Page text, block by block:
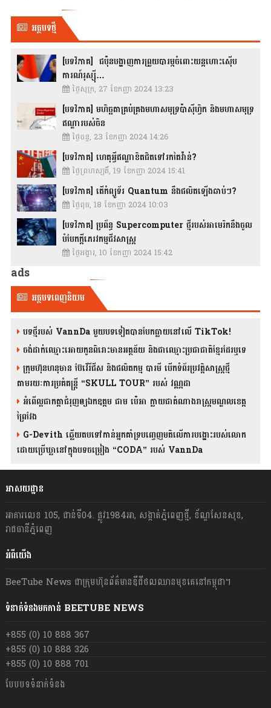
អត្ថបទថ្មី
[បទវិភាគ] ជប៉ុនបង្ហាញការព្រួយបារម្ភចំពោះយន្តហោះស៊ើប
ការណ៍រុស្ស៊ី…
ថ្ងៃសុក្រ, 27 ខែកញ្ញា 2024 13:23
[បទវិភាគ] មហិច្ឆតាគ្រប់គ្រងមហាសមុទ្រប៉ាស៊ីហ្វិក និងមហាសមុទ្រ
ឥណ្ឌារបស់ចិន
ថ្ងៃចន្ទ, 23 ខែកញ្ញា 2024 14:26
[បទវិភាគ] ហេតុអ្វីឥណ្ឌាខិតជិតទៅរកតៃវ៉ាន់?
ថ្ងៃព្រហស្បតិ៍, 19 ខែកញ្ញា 2024 15:41
[បទវិភាគ] តើកំព្យូទ័រ Quantum នឹងផលិតឡើងឆាប់ៗ?
ថ្ងៃពុធ, 18 ខែកញ្ញា 2024 10:03
[បទវិភាគ] ប្រព័ន្ធ Supercomputer ថ្មីរបស់អាមេរិកនឹងចូល
បំបែកក្តីភេរវកម្មជីវសាស្រ្ត
ថ្ងៃអង្គារ, 10 ខែកញ្ញា 2024 15:42
ads
អត្ថបទពេញនិយម
បទថ្មីរបស់ VannDa មួយបទទៀតបានបែកធ្លាយនៅលើ TikTok!
ចង់ដាក់ឈ្មោះអោយកូនពិរោះមានអត្ថន័យ និងជាឈ្មោះប្រជាជាតិខ្មែរដែរឬទេ
ក្រុមហ៊ុនហនុមាន ប៊ែវើរីជីស និង​ផលិតកម្ម បារមី​ បើកទំព័រប្រវត្តិសាស្ត្រថ្មី
តាមរយៈការប្រគំតន្រ្តី “SKULL TOUR” របស់ វណ្ណដា
អំពើល្អជាកត្តាជំរុញឲ្យឯកឧត្តម ជាម ប៉េអា ក្លាយជាតំណាងរាស្ត្រមណ្ឌលខេត្ត
ព្រៃវែង
G-Devith ឆ្លើយតបទៅកាន់អ្នកគាំទ្របញ្ចេញមតិលើការបង្ហោះរបស់លោក
ដោយប្រើឃ្លានៅក្នុងបទចម្រៀង “CODA” រ​​​បស់ VannDa
អាសយដ្ឋាន
អាគារលេខ 105, ជាន់ទី04. ផ្លូវ1984អា, សង្កាត់ភ្នំពេញថ្មី, ខ័ណ្ឌសែនសុខ,
រាជធានីភ្នំពេញ
អំពីយើង
BeeTube News ជា​ក្រុមហ៊ុន​ព័ត៌មាន​ឌីជីថលឈាន​មុខ​គេ​នៅ​កម្ពុជា។
ទំនាក់ទំនងមកកាន់ BEETUBE NEWS
+855 (0) 10 888 367
+855 (0) 10 888 326
+855 (0) 10 888 701
បែបបទទំនាក់ទំនង